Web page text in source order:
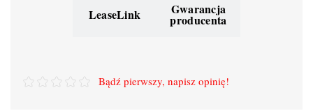
LeaseLink Gwarancja
producenta
Bądź pierwszy, napisz opinię!